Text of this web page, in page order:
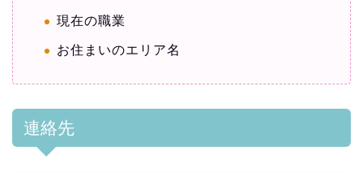
現在の職業
お住まいのエリア名
連絡先